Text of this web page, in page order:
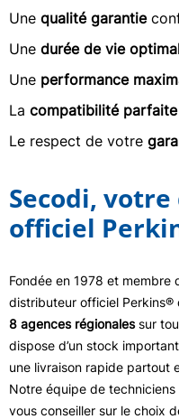
Une qualité garantie
Une durée de vie
Une performance
La compatibilité parfaite
Le respect de votre
Secodi,
officiel
Fondée en 1978 et membre
distributeur officiel Perkins®
8 agences régionalessur
dispose d’un stock
une livraison rapide partout
Notre équipe de
vous conseiller sur le choix